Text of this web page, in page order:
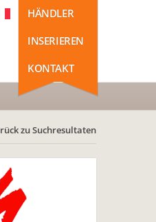
HÄNDLER
INSERIEREN
KONTAKT
zu Suchresultaten